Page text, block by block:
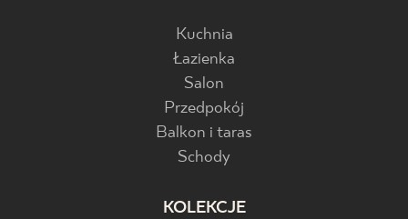
Kuchnia
Łazienka
Salon
Przedpokój
Balkon i taras
Schody
KOLEKCJE